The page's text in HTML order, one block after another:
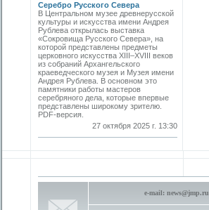
Серебро Русского Севера
В Центральном музее древнерусской
культуры и искусства имени Андрея
Рублева открылась выставка
«Сокровища Русского Севера», на
которой представлены предметы
церковного искусства XIII–XVIII веков
из собраний Архангельского
краеведческого музея и Музея имени
Андрея Рублева. В основном это
памятники работы мастеров
серебряного дела, которые впервые
представлены широкому зрителю.
PDF-версия.
27 октября 2025 г. 13:30
e-mail: news@jmp.ru